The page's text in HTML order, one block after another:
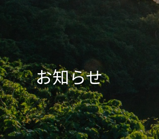
お知らせ